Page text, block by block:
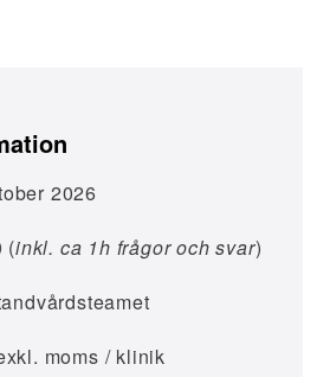
2026
(inkl. ca 1h frågor och svar)
moms / klinik